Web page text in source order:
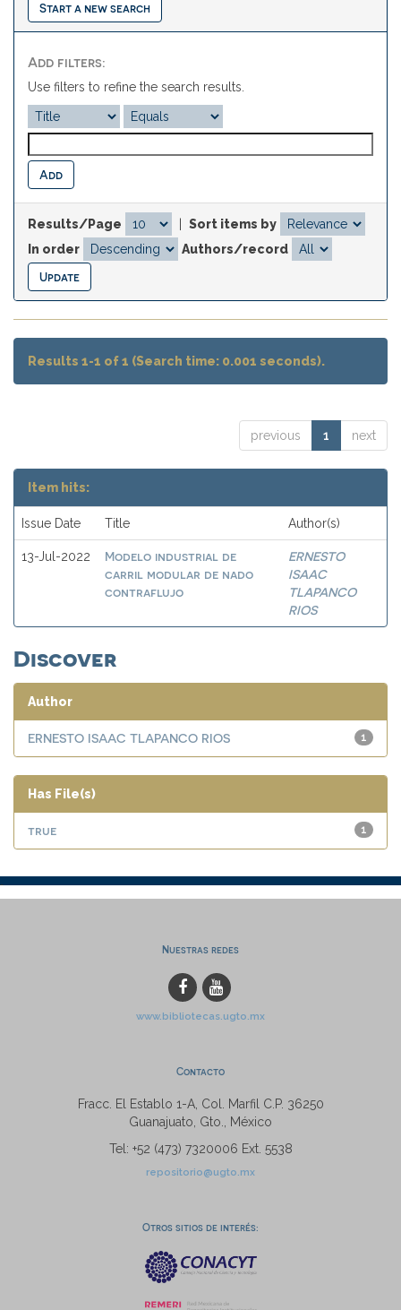
Start a new search
Add filters:
Use filters to refine the search results.
Results/Page
Sort items by
In order
Authors/record
Results 1-1 of 1 (Search time: 0.001 seconds).
previous 1 next
Item hits:
Issue Date Title Author(s)
13-Jul-2022
Modelo industrial de
carril modular de nado
contraflujo
ERNESTO
ISAAC
TLAPANCO
RIOS
Discover
Author
1
ERNESTO ISAAC TLAPANCO RIOS
Has File(s)
1
true
Nuestras redes
www.bibliotecas.ugto.mx
Contacto
Fracc. El Establo 1-A, Col. Marfil C.P. 36250
Guanajuato, Gto., México
Tel: +52 (473) 7320006 Ext. 5538
repositorio@ugto.mx
Otros sitios de interés: